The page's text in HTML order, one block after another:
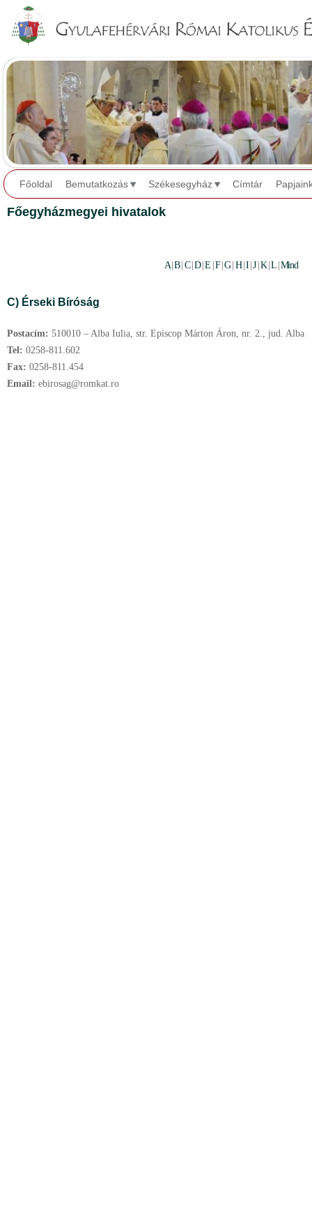
Főoldal Bemutatkozás Székesegyház Címtár
Főegyházmegyei hivatalok
A|B C D |E F |G H |I |J K |L Mind
C) Érseki Bíróság
Postacím: 510010 – Alba Iulia, str. Episcop Márton Áron, nr. 2., jud. Alba
Tel: 0258-811.602
Fax: 0258-811.454
Email: ebirosag@romkat.ro